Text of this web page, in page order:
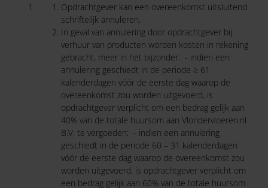
Opdrachtgever kan een overeenkomst uitsluitend
schriftelijk annuleren.
In geval van annulering door opdrachtgever bij
verhuur van producten worden kosten in rekening
gebracht, meer in het bijzonder: - indien een
annulering geschiedt in de periode ≥ 61
kalenderdagen vóór de eerste dag waarop de
overeenkomst zou worden uitgevoerd, is
opdrachtgever verplicht om een bedrag gelijk aan
40% van de totale huursom aan Vlondervloeren.nl
B.V. te vergoeden; - indien een annulering
geschiedt in de periode 60 – 31 kalenderdagen
vóór de eerste dag waarop de overeenkomst zou
worden uitgevoerd, is opdrachtgever verplicht om
een bedrag gelijk aan 60% van de totale huursom